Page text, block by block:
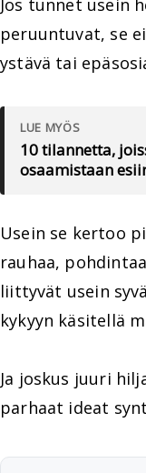
Jos tunnet usein
peruuntuvat, se
ystävä tai
LUE MYÖS
10 tilannetta,
osaamistaan
Usein se kertoo
rauhaa,
liittyvät usein
kykyyn käsitellä
Ja joskus juuri
parhaat ideat